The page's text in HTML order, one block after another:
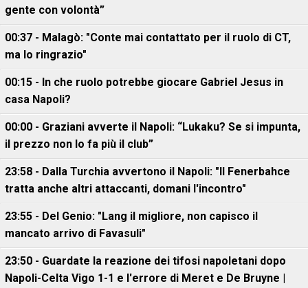
gente con volontà”
00:37 - Malagò: "Conte mai contattato per il ruolo di CT,
ma lo ringrazio"
00:15 - In che ruolo potrebbe giocare Gabriel Jesus in
casa Napoli?
00:00 - Graziani avverte il Napoli: “Lukaku? Se si impunta,
il prezzo non lo fa più il club”
23:58 - Dalla Turchia avvertono il Napoli: "Il Fenerbahce
tratta anche altri attaccanti, domani l'incontro"
23:55 - Del Genio: "Lang il migliore, non capisco il
mancato arrivo di Favasuli"
23:50 - Guardate la reazione dei tifosi napoletani dopo
Napoli-Celta Vigo 1-1 e l'errore di Meret e De Bruyne |